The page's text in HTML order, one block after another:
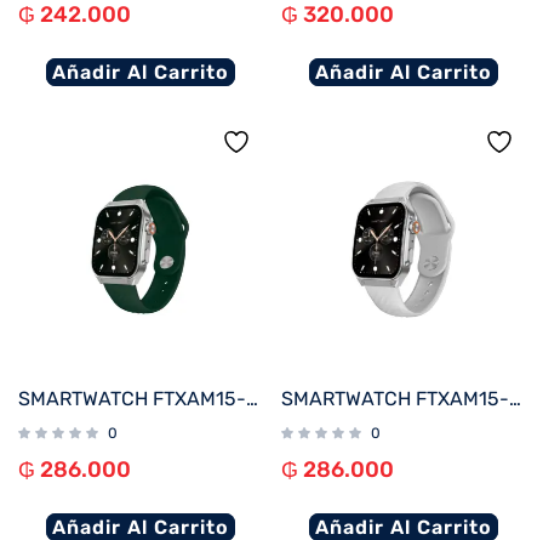
₲ 242.000
Añadir Al Carrito
₲ 320.000
Añadir Al Carrito
SMARTWATCH FTXAM15-SVGRE 51MM PLATA/VERDE ANDROID/IOS/BT/FREC. CARD
0
₲ 286.000
Añadir Al Carrito
SMARTWATCH FTXAM15-SVW 51MM PLATA/GRIS ANDROID/IOS/BT/FREC. CARD
0
₲ 286.000
Añadir Al Carrito